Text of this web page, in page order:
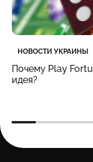
Категория
НОВОСТИ УКРАИНЫ
Дата публикации
Почему Play
идея?